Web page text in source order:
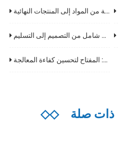
تحليل شامل لعملية تصنيع مساكن المصابيح بأكملها: التكنولوجيات الأساسية من المواد إلى المنتجات النهائية
شرح مفصل لعملية تصنيع خزانات التحكم الكهربائية: دليل شامل من التصميم إلى التسليم
تحليل أنواع معدات قص المعادن ودليل الاختيار: المفتاح لتحسين كفاءة المعالجة
◇◇